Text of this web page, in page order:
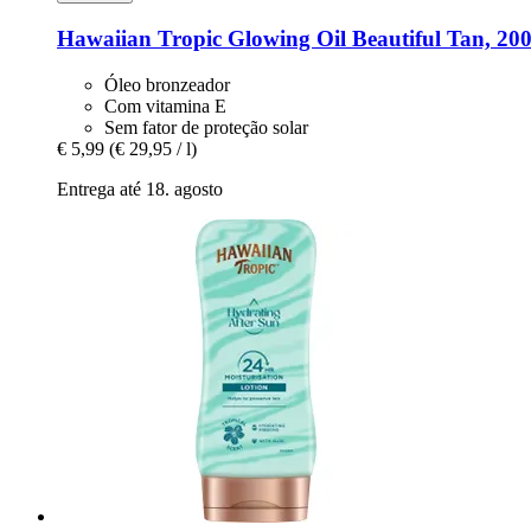
Hawaiian Tropic Glowing Oil Beautiful Tan,
Óleo bronzeador
Com vitamina E
Sem fator de proteção solar
€ 5,99 (€ 29,95 / l)
Entrega até 18. agosto